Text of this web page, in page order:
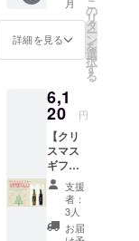
催しまし
た。今後、
地方やオン
積極的に開
催して行き
イン情
報提供
・
Valturio
（赤ワ
ン）
750ｍｌ
詳細を見る
の
リ
タ
ー
ン
を
選
択
す
る
6,1
20 円
【クリ
スマス
ギフ
ト・お
歳暮限
定セッ
ト 先行
予約
支援
者：
3人
お届